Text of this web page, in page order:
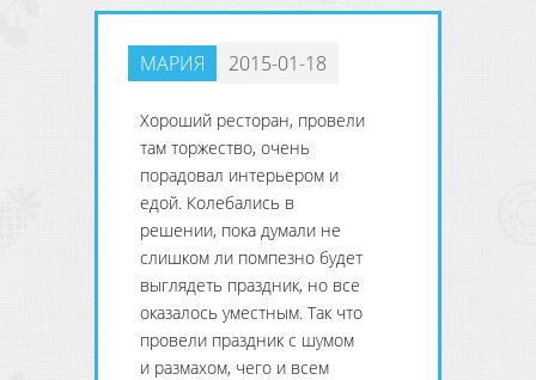
МАРИЯ 2015-01-18
Хороший ресторан, провели
там торжество, очень
порадовал интерьером и
едой. Колебались в
решении, пока думали не
слишком ли помпезно будет
выглядеть праздник, но все
оказалось уместным. Так что
провели праздник с шумом
и размахом, чего и всем